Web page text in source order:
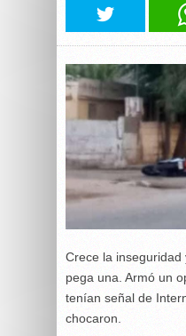
Crece la
pega una. Armó un
tenían señal de
chocaron.